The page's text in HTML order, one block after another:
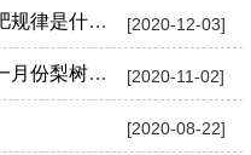
[2020-12-03]
是什么？
[2020-11-02]
管理方法！
[2020-08-22]